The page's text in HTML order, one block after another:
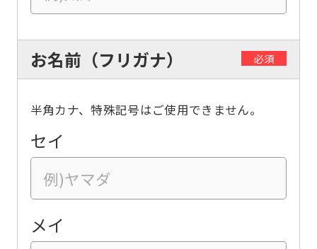
お名前（フリガナ） 必須
半角カナ、特殊記号はご使用できません。
セイ
メイ